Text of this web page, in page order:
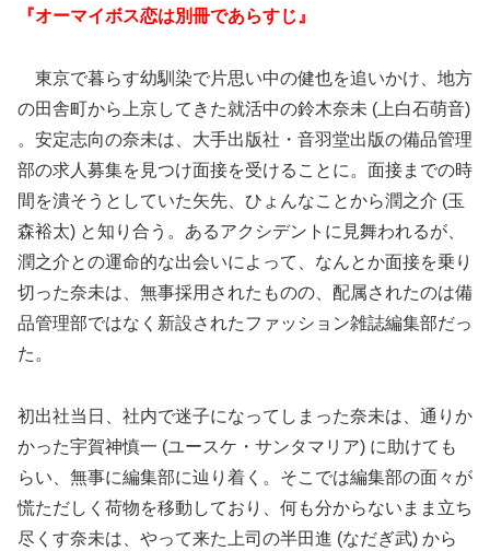
『オーマイボス恋は別冊であらすじ』
東京で暮らす幼馴染で片思い中の健也を追いかけ、地方
の田舎町から上京してきた就活中の鈴木奈未 (上白石萌音)
。安定志向の奈未は、大手出版社・音羽堂出版の備品管理
部の求人募集を見つけ面接を受けることに。面接までの時
間を潰そうとしていた矢先、ひょんなことから潤之介 (玉
森裕太) と知り合う。あるアクシデントに見舞われるが、
潤之介との運命的な出会いによって、なんとか面接を乗り
切った奈未は、無事採用されたものの、配属されたのは備
品管理部ではなく新設されたファッション雑誌編集部だっ
た。
初出社当日、社内で迷子になってしまった奈未は、通りか
かった宇賀神慎一 (ユースケ・サンタマリア) に助けても
らい、無事に編集部に辿り着く。そこでは編集部の面々が
慌ただしく荷物を移動しており、何も分からないまま立ち
尽くす奈未は、やって来た上司の半田進 (なだぎ武) から